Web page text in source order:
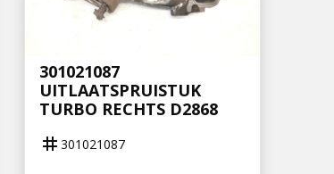
301021087
UITLAATSPRUISTUK
TURBO RECHTS D2868
tag 301021087